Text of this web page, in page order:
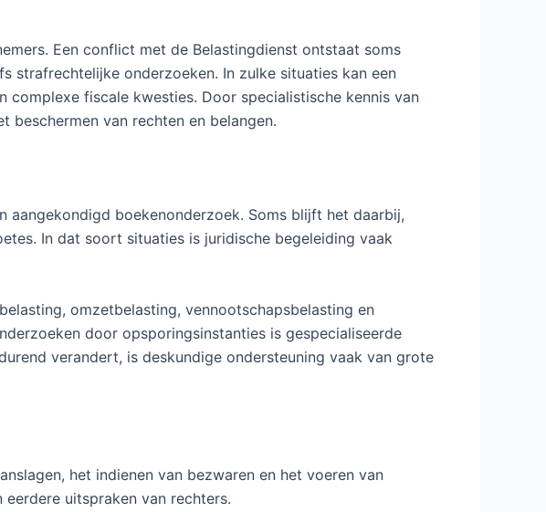
Een conflict met de Belastingdienst ontstaat soms
strafrechtelijke onderzoeken. In zulke situaties kan een
fiscale kwesties. Door specialistische kennis van
van rechten en belangen.
aangekondigd boekenonderzoek. Soms blijft het daarbij,
In dat soort situaties is juridische begeleiding vaak
omzetbelasting, vennootschapsbelasting en
door opsporingsinstanties is gespecialiseerde
verandert, is deskundige ondersteuning vaak van grote
het indienen van bezwaren en het voeren van
uitspraken van rechters.